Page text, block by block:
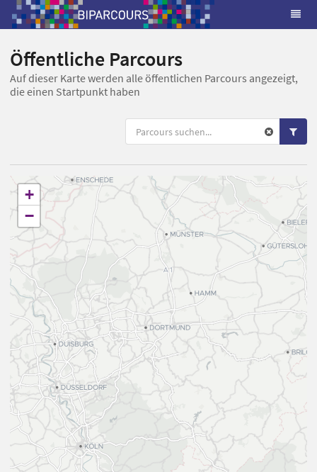
Öffentliche Parcours
Auf dieser Karte werden alle öffentlichen Parcours angezeigt,
die einen Startpunkt haben
+
−